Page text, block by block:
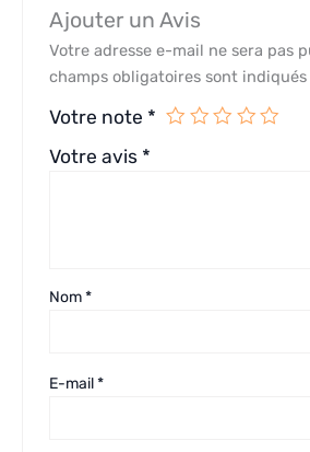
Ajouter un Avis
Votre adresse e-mail ne sera pas
champs obligatoires sont indiqués
Votre note *
Votre avis *
Nom*
E-mail*